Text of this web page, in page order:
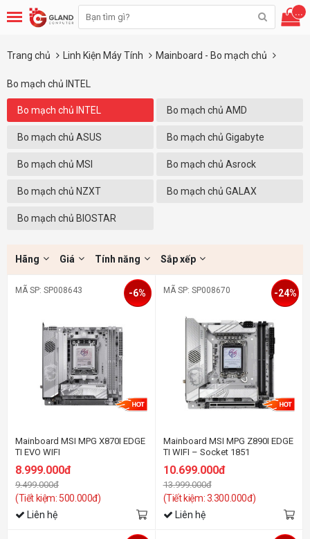
...
Trang chủ Linh Kiện Máy Tính Mainboard - Bo mạch chủ
Bo mạch chủ INTEL
Bo mạch chủ INTEL Bo mạch chủ AMD
Bo mạch chủ ASUS Bo mạch chủ Gigabyte
Bo mạch chủ MSI Bo mạch chủ Asrock
Bo mạch chủ NZXT Bo mạch chủ GALAX
Bo mạch chủ BIOSTAR
Hãng Giá Tính năng Sắp xếp
MÃ SP: SP008643
Mainboard MSI MPG X870I EDGE
TI EVO WIFI
8.999.000đ
9.499.000đ
(Tiết kiệm: 500.000đ)
-6%
Liên hệ
MÃ SP: SP008670
Mainboard MSI MPG Z890I EDGE
TI WIFI – Socket 1851
10.699.000đ
13.999.000đ
(Tiết kiệm: 3.300.000đ)
-24%
Liên hệ